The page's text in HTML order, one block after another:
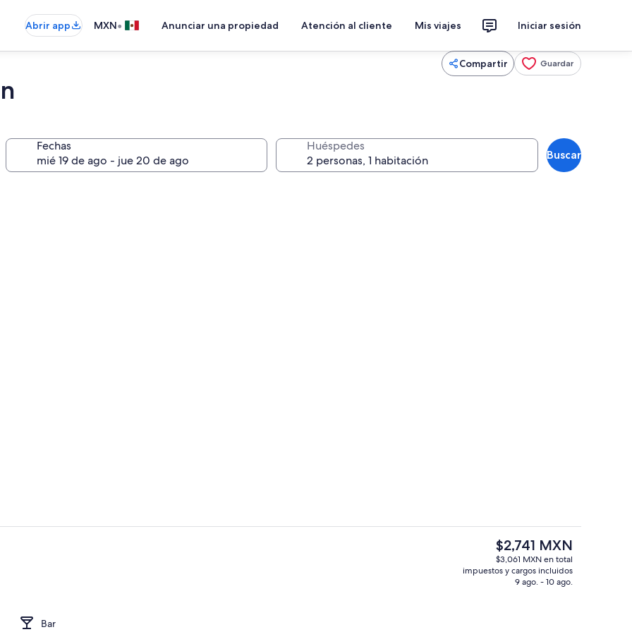
Abrir app MXN• Anunciar una propiedad Atención al cliente Mis viajes Iniciar sesión
Compartir Guardar
Fechas Huéspedes
Buscar
Suite Premium, baño en la
Bar
El
precio
actual
$2,741 MXN
$3,061 MXN en total
impuestos y cargos incluidos
9 ago. - 10 ago.